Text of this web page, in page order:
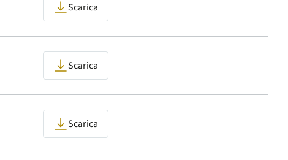
Scarica
Scarica
Scarica